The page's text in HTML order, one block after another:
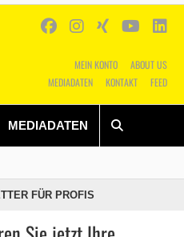
MEIN KONTO
ABOUT US
MEDIADATEN
KONTAKT FEED
MEDIADATEN
Shop SUCHEN
FÜR PROFIS